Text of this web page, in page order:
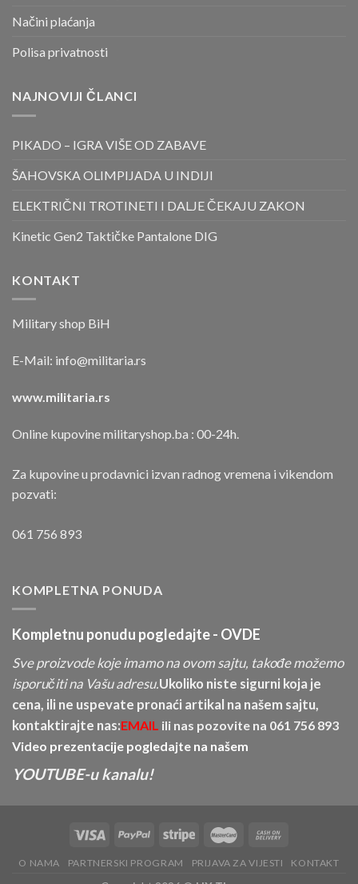
Načini plaćanja
Polisa privatnosti
NAJNOVIJI ČLANCI
PIKADO – IGRA VIŠE OD ZABAVE
ŠAHOVSKA OLIMPIJADA U INDIJI
ELEKTRIČNI TROTINETI I DALJE ČEKAJU ZAKON
Kinetic Gen2 Taktičke Pantalone DIG
KONTAKT
Military shop BiH
E-Mail: info@militaria.rs
www.militaria.rs
Online kupovine militaryshop.ba : 00-24h.
Za kupovine u prodavnici izvan radnog vremena i vikendom
pozvati:
061 756 893
KOMPLETNA PONUDA
Kompletnu ponudu pogledajte - OVDE
Sve proizvode koje imamo na ovom sajtu, takođe možemo
isporučiti na Vašu adresu.Ukoliko niste sigurni koja je
cena, ili ne uspevate pronaći artikal na našem sajtu,
kontaktirajte nas:EMAIL ili nas pozovite na 061 756 893
Video prezentacije pogledajte na našem
YOUTUBE-u kanalu!
O NAMA PARTNERSKI PROGRAM PRIJAVA ZA VIJESTI KONTAKT